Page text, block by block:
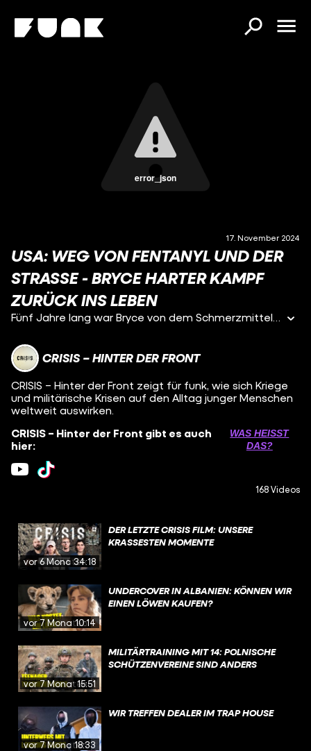
error_json
17. November 2024
USA: WEG VON FENTANYL UND DER
STRASSE - BRYCE HARTER KAMPF Z
URÜCK INS LEBEN
Fünf Jahre lang war Bryce von dem Schmerzmittel Fentanyl abhängig. Seine Sucht brachte ihn monatelang auf die Straße. Er weiß, wie es ist, Nacht für Nacht Unterschlupf zu suchen und ohne Zuhause überleben zu müssen. Er kehrt an den Ort zurück, wo seine Sucht begann und an den Ort, wo er die wohl schlimmste Zeit seines Lebens verbracht hat.
CRISIS – HINTER DER FRONT
CRISIS – Hinter der Front zeigt für funk, wie sich Kriege
und militärische Krisen auf den Alltag junger Menschen
weltweit auswirken.
CRISIS – Hinter der Front gibt es auch
hier:
WAS HEISST D
AS?
168 Videos
vor 6 Monaten
34:18
DER LETZTE CRISIS FILM: UNSERE
KRASSESTEN MOMENTE
vor 7 Monaten
10:14
UNDERCOVER IN ALBANIEN: KÖNNEN WIR
EINEN LÖWEN KAUFEN?
vor 7 Monaten15:51
MILITÄRTRAINING MIT 14: POLNISCHE
SCHÜTZENVEREINE SIND ANDERS
vor 7 Monaten
18:33
WIR TREFFEN DEALER IM TRAP HOUSE